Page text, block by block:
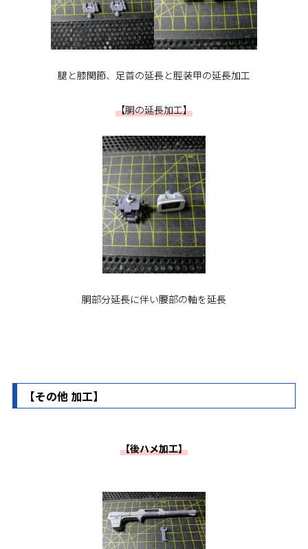
腿と膝関節、足首の延長と脛装甲の延長加工
【胴の延長加工】
胴部分延長に伴い腰部の軸を延長
【その他 加工】
【後ハメ加工】